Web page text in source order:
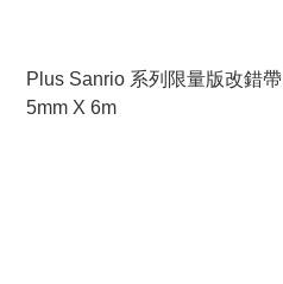
Plus Sanrio 系列限量版改錯帶
5mm X 6m